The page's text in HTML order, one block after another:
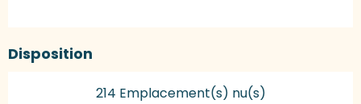
Disposition
214 Emplacement(s) nu(s)